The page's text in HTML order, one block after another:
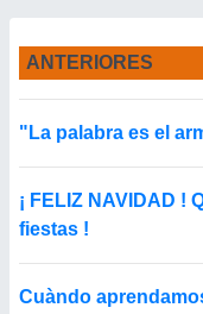
ANTERIORES
"La palabra es el
¡ FELIZ NAVIDAD !
fiestas !
Cuàndo